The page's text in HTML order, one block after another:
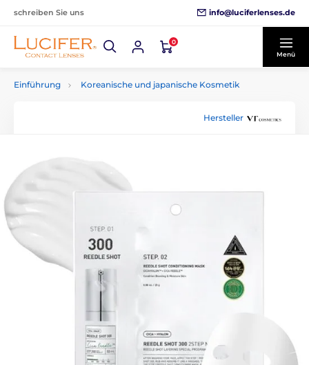
schreiben Sie uns info@luciferlenses.de
0
Menü
Einführung Koreanische und japanische Kosmetik
Hersteller